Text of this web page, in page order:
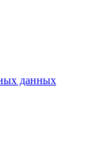
данных